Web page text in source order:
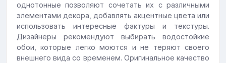
однотонные позволяют сочетать их с различными
элементами декора, добавлять акцентные цвета или
использовать интересные фактуры и текстуры.
Дизайнеры рекомендуют выбирать водостойкие
обои, которые легко моются и не теряют своего
внешнего вида со временем. Оригинальное качество